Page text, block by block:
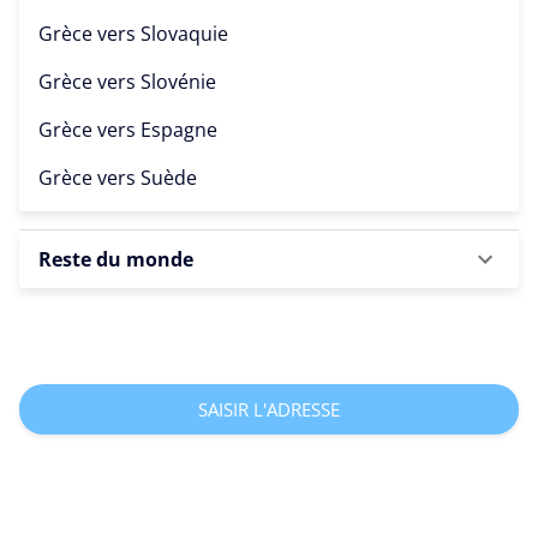
Grèce vers Slovaquie
Grèce vers Slovénie
Grèce vers Espagne
Grèce vers Suède
Reste du monde
SAISIR L'ADRESSE